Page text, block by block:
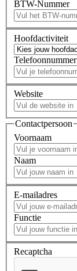
BTW-Nummer
Hoofdactiviteit
Telefoonnummer
Website
Contactpersoon
Voornaam
Naam
E-mailadres
Functie
Recaptcha